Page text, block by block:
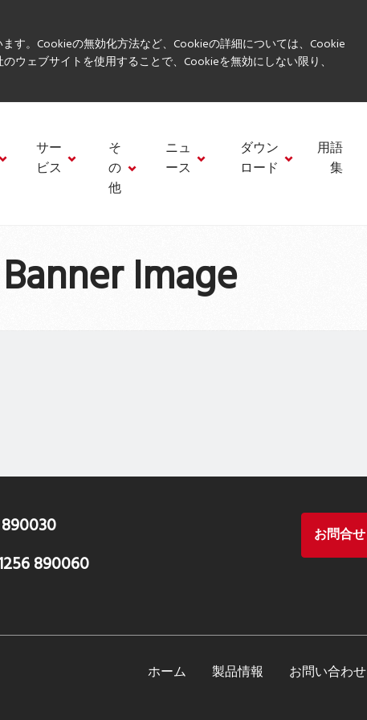
す。Cookieの無効化方法など、Cookieの詳細については、Cookie
ウェブサイトを使用することで、Cookieを無効にしない限り、
サー
ビス
そ
の
他
ニュ
ース
ダウン
ロード
用語
集
Image
890060
お問合せ
ホーム 製品情報 お問い合わせ